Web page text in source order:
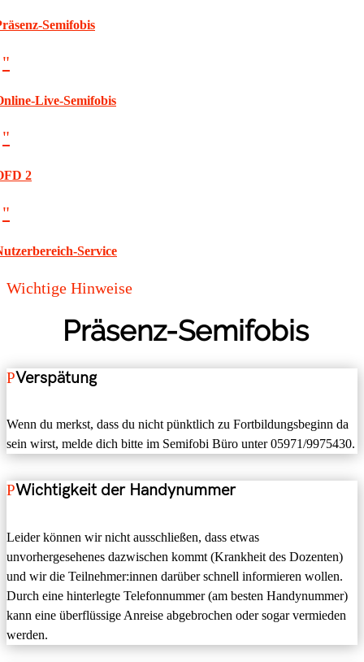
Semifobis
"
Live-Semifobis
"
2
"
Service
Wichtige Hinweise
Präsenz-Semifobis
Verspätung
Wenn du merkst, dass du nicht pünktlich zu Fortbildungsbeginn da
sein wirst, melde dich bitte im Semifobi Büro unter 05971/9975430.
Wichtigkeit der Handynummer
Leider können wir nicht ausschließen, dass etwas
unvorhergesehenes dazwischen kommt (Krankheit des Dozenten)
und wir die Teilnehmer:innen darüber schnell informieren wollen.
Durch eine hinterlegte Telefonnummer (am besten Handynummer)
kann eine überflüssige Anreise abgebrochen oder sogar vermieden
werden.